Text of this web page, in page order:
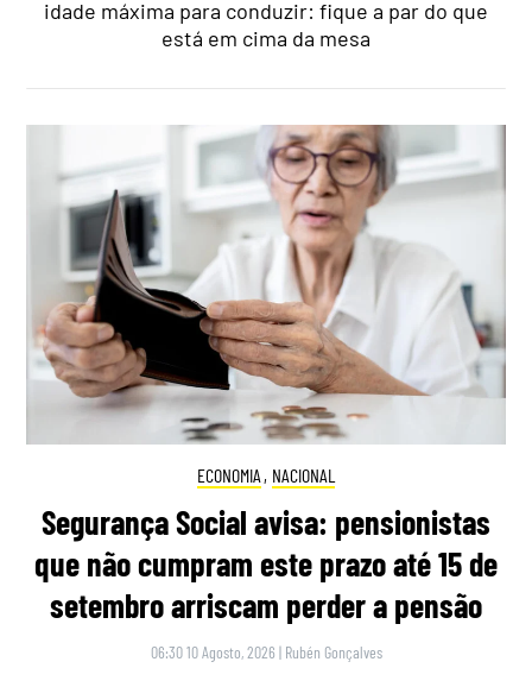
idade máxima para conduzir: fique a par do que
está em cima da mesa
ECONOMIA , NACIONAL
Segurança Social avisa: pensionistas
que não cumpram este prazo até 15 de
setembro arriscam perder a pensão
06:30 10 Agosto, 2026 | Rubén Gonçalves